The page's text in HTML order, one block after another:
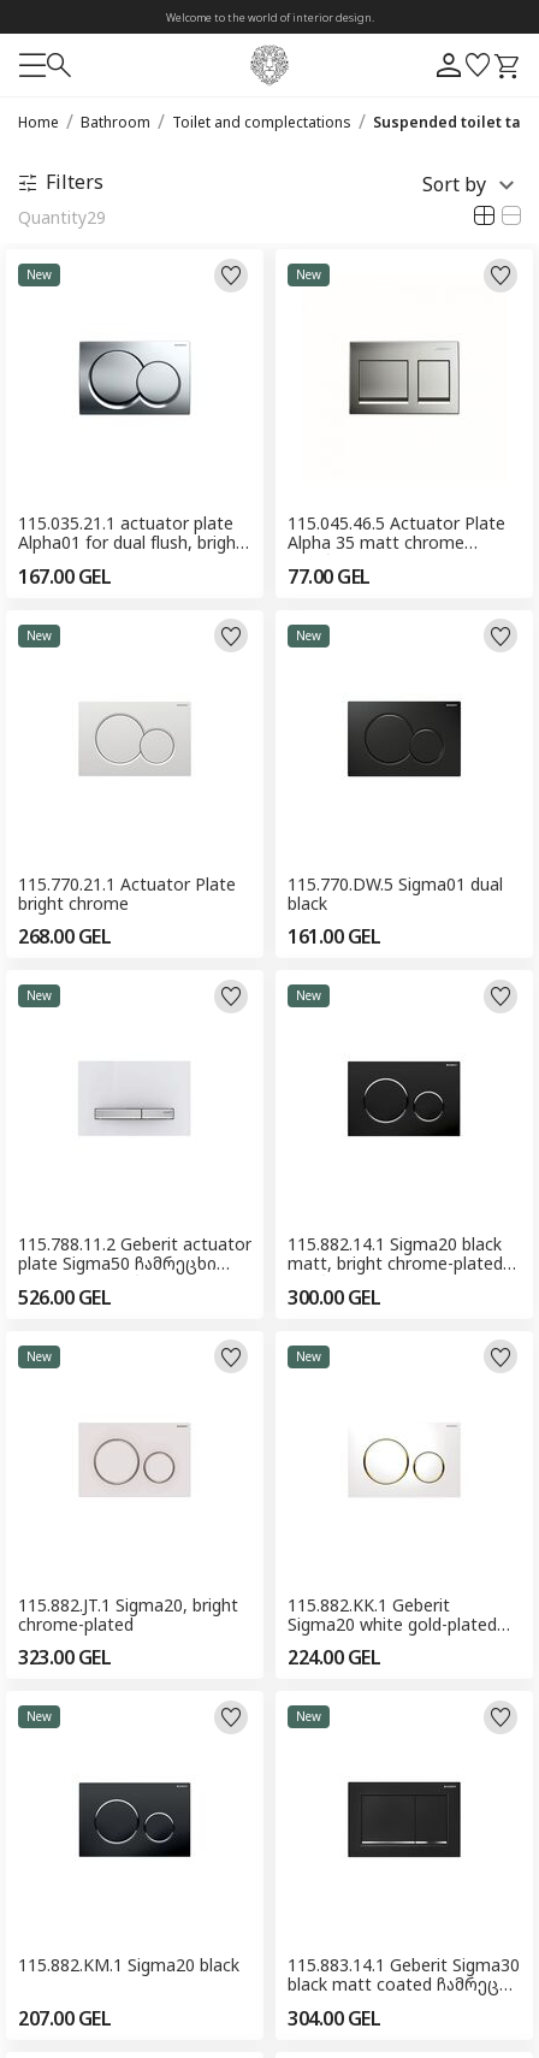
Welcome to the world of interior design.
Home / Bathroom / Toilet and complectations / Suspended toilet
Filters
Quantity29
Sort by
New
115.035.21.1 actuator plate
Alpha01 for dual flush, bright
chrome
167.00GEL
New
115.045.46.5 Actuator Plate
Alpha 35 matt chrome
(ჩამრეცხი ღილაკი)
77.00GEL
New
115.770.21.1 Actuator Plate
bright chrome
268.00GEL
New
115.770.DW.5 Sigma01 dual
black
161.00GEL
New
115.788.11.2 Geberit actuator
plate Sigma50 ჩამრეცხი
ღილაკი (შოურუმისთვის)
526.00GEL
New
115.882.14.1 Sigma20 black
matt, bright chrome-plated
ჩამრეცხი მექანიზმის
ღილაკი
300.00GEL
New
115.882.JT.1 Sigma20, bright
chrome-plated
323.00GEL
New
115.882.KK.1 Geberit
Sigma20 white gold-plated
ჩამრეცხი ღილაკი
224.00GEL
New
115.882.KM.1 Sigma20 black
207.00GEL
New
115.883.14.1 Geberit Sigma30
black matt coated ჩამრეცხი
304.00GEL